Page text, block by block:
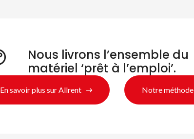
Nous livrons l’ensemble du
matériel ‘prêt à l’emploi’.
En savoir plus sur Allrent Notre méthode